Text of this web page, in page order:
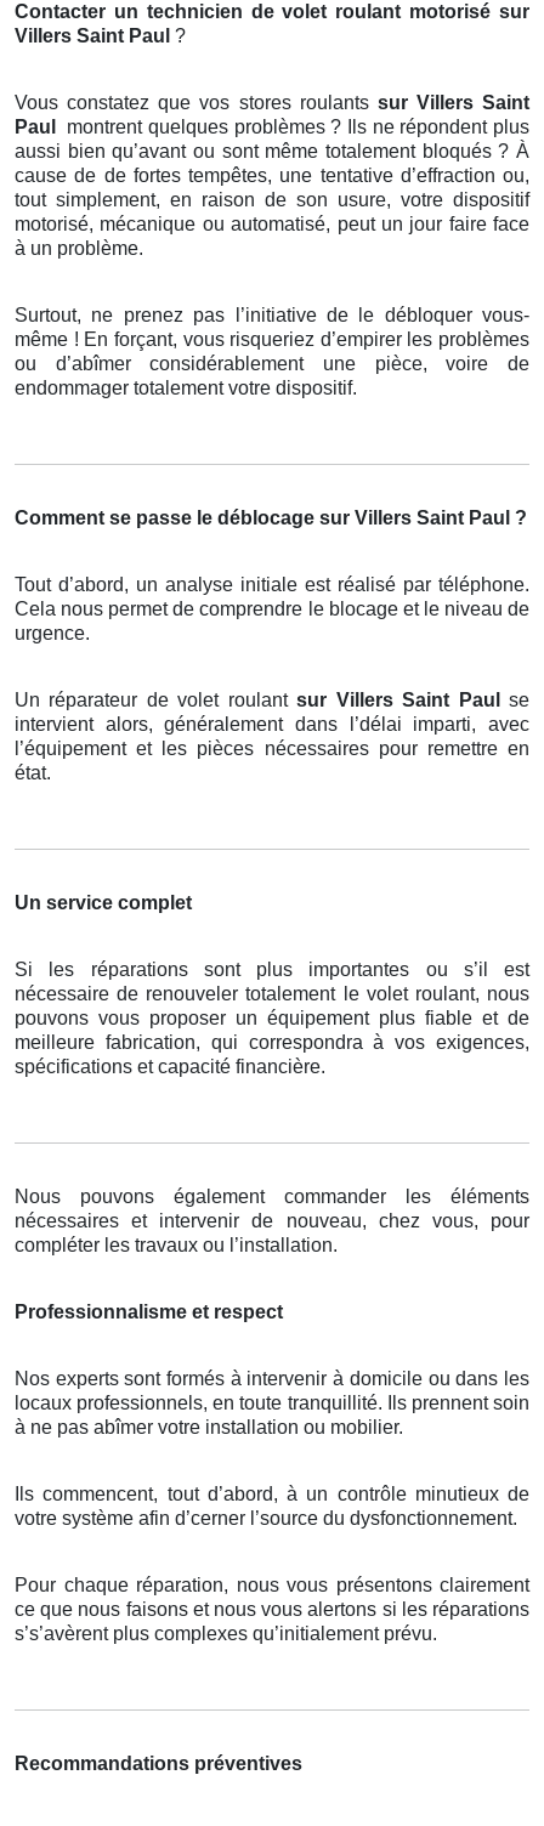
Contacter un technicien de volet roulant motorisé sur
Villers Saint Paul ?
Vous constatez que vos stores roulants sur Villers Saint
Paul
montrent quelques problèmes ? Ils ne répondent plus
aussi bien qu’avant ou sont même totalement bloqués ? À
cause de de fortes tempêtes, une tentative d’effraction ou,
tout simplement, en raison de son usure, votre dispositif
motorisé, mécanique ou automatisé, peut un jour faire face
à un problème.
Surtout, ne prenez pas l’initiative de le débloquer vous-
même ! En forçant, vous risqueriez d’empirer les problèmes
ou d’abîmer considérablement une pièce, voire de
endommager totalement votre dispositif.
Comment se passe le déblocage sur Villers Saint Paul ?
Tout d’abord, un analyse initiale est réalisé par téléphone.
Cela nous permet de comprendre le blocage et le niveau de
urgence.
Un réparateur de volet roulantsur Villers Saint Paulse
intervient alors, généralement dans l’délai imparti, avec
l’équipement et les pièces nécessaires pour remettre en
état.
Un service complet
Si les réparations sont plus importantes ou s’il est
nécessaire de renouveler totalement le volet roulant, nous
pouvons vous proposer un équipement plus fiable et de
meilleure fabrication, qui correspondra à vos exigences,
spécifications et capacité financière.
Nous pouvons également commander les éléments
nécessaires et intervenir de nouveau, chez vous, pour
compléter les travaux ou l’installation.
Professionnalisme et respect
Nos experts sont formés à intervenir à domicile ou dans les
locaux professionnels, en toute tranquillité. Ils prennent soin
à ne pas abîmer votre installation ou mobilier.
Ils commencent, tout d’abord, à un contrôle minutieux de
votre système afin d’cerner l’source du dysfonctionnement.
Pour chaque réparation, nous vous présentons clairement
ce que nous faisons et nous vous alertons si les réparations
s’s’avèrent plus complexes qu’initialement prévu.
Recommandations préventives